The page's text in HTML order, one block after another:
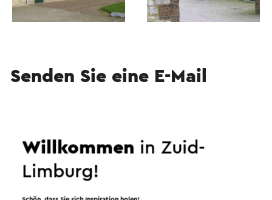
Senden Sie eine E-Mail
Nachricht wird sofort nach dem Klicken auf
"Senden" gesendet. Unsere Datenschutzerklärung
erläutert, wie Visit Zuid-Limburg mit Ihren
persönlichen Daten umgeht.
Willkommen in Zuid-
Limburg!